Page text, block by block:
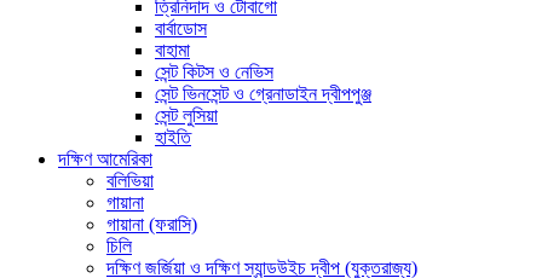
ত্রিনিদাদ ও টোবাগো
বার্বাডোস
বাহামা
সেন্ট কিটস ও নেভিস
সেন্ট ভিনসেন্ট ও গ্রেনাডাইন দ্বীপপুঞ্জ
সেন্ট লুসিয়া
হাইতি
দক্ষিণ আমেরিকা
বলিভিয়া
গায়ানা
গায়ানা (ফরাসি)
চিলি
দক্ষিণ জর্জিয়া ও দক্ষিণ স্যান্ডউইচ দ্বীপ (যুক্তরাজ্য)